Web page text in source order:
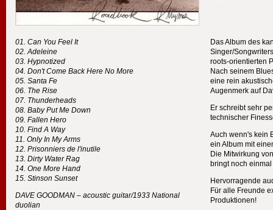
Can You Feel It
Adeleine
Hypnotized
Don't Come Back Here No More
Santa Fe
The Rise
Thunderheads
Baby Put Me Down
Fallen Hero
Find A Way
Only In My Arms
Prisonniers de l'inutile
Dirty Water Rag
One More Hand
Stinson Sunset
DAVE GOODMAN – acoustic guitar/1933 National
duolian
Das Album des
Singer/
roots-orientierten
Nach seinem
eine rein
Augenmerk auf
Er schreibt sehr
technischer
Auch wenn's kein
ein Album mit
Die Mitwirkung
bringt noch
Hervorragende
Für alle Freunde
Produktionen!